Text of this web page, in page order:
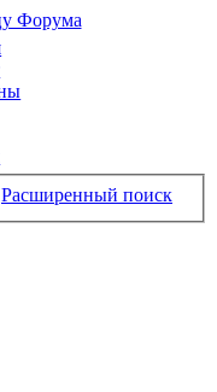
Расширенный поиск